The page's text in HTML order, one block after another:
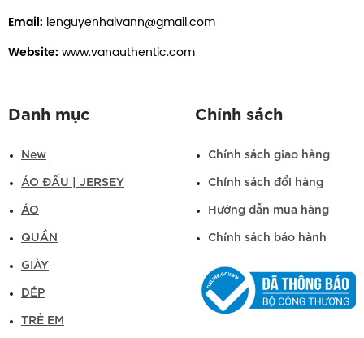
Email: lenguyenhaivann@gmail.com
Website: www.vanauthentic.com
Danh mục
New
ÁO ĐẤU | JERSEY
ÁO
QUẦN
GIÀY
DÉP
TRẺ EM
Chính sách
Chính sách giao hàng
Chính sách đổi hàng
Hướng dẫn mua hàng
Chính sách bảo hành